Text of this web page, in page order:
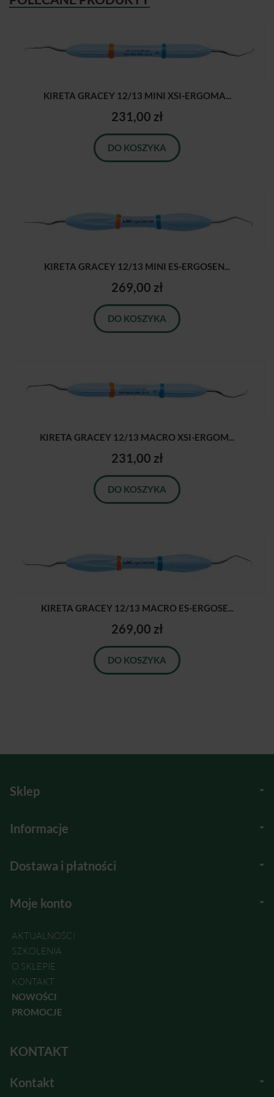
KIRETA GRACEY 12/13 MINI XSI-ERGOMA...
231,00 zł
DO KOSZYKA
KIRETA GRACEY 12/13 MINI ES-ERGOSEN...
269,00 zł
DO KOSZYKA
KIRETA GRACEY 12/13 MACRO XSI-ERGOM...
231,00 zł
DO KOSZYKA
KIRETA GRACEY 12/13 MACRO ES-ERGOSE...
269,00 zł
DO KOSZYKA
Sklep
Informacje
Dostawa i płatności
Moje konto
AKTUALNOŚCI
SZKOLENIA
O SKLEPIE
KONTAKT
NOWOŚCI
PROMOCJE
KONTAKT
Kontakt